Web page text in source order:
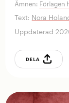
Ämnen: Förlagen
Text: Nora
Uppdaterad
DELA